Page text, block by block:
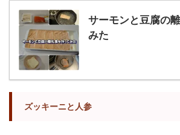
サーモンと豆腐の
みた
ズッキーニと人参